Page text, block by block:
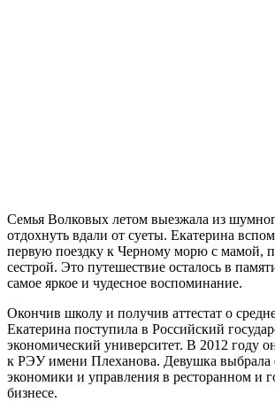
Семья Волковых летом выезжала из
отдохнуть вдали от суеты. Екатерина
первую поездку к Черному морю с мамой,
сестрой. Это путешествие осталось в
самое яркое и чудесное воспоминание.
Окончив школу и получив аттестат о
Екатерина поступила в Российский
экономический университет. В 2012 году
к РЭУ имени Плеханова. Девушка выбрала
экономики и управления в ресторанном и
бизнесе.